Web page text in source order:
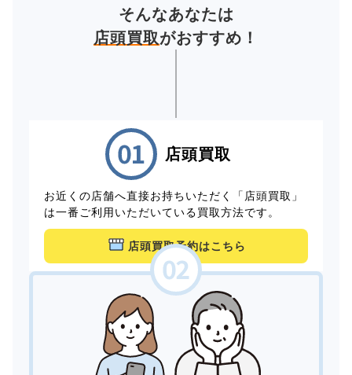
そんなあなたは
店頭買取がおすすめ！
店頭買取
お近くの店舗へ直接お持ちいただく「店頭買取」
は一番ご利用いただいている買取方法です。
店頭買取予約はこちら